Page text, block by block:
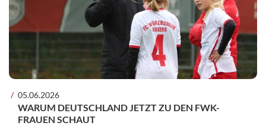
05.06.2026
WARUM DEUTSCHLAND JETZT ZU DEN FWK-
FRAUEN SCHAUT